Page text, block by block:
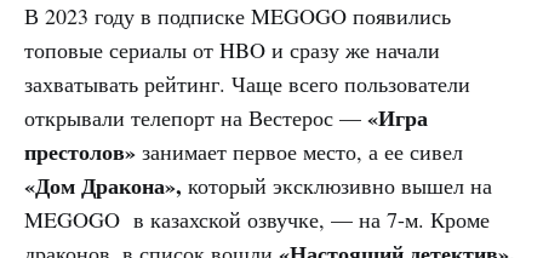
В 2023 году в подписке MEGOGO появились
топовые сериалы от HBO и сразу же начали
захватывать рейтинг. Чаще всего пользователи
открывали телепорт на Вестерос — «Игра
престолов» занимает первое место, а ее сивел
«Дом Дракона», который эксклюзивно вышел на
MEGOGO в казахской озвучке, — на 7-м. Кроме